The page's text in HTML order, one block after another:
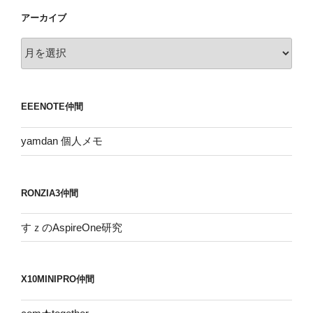
アーカイブ
ー
ブ
EEENOTE仲間
yamdan 個人メモ
RONZIA3仲間
すｚのAspireOne研究
X10MINIPRO仲間